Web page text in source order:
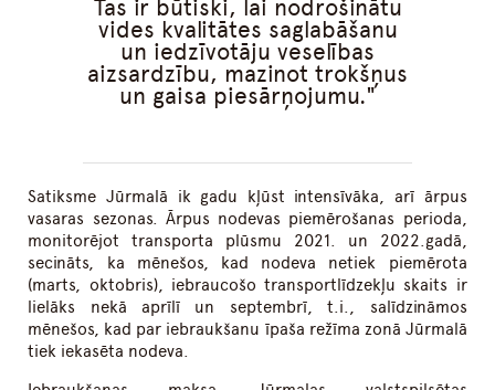
Tas ir būtiski, lai nodrošinātu
vides kvalitātes saglabāšanu
un iedzīvotāju veselības
aizsardzību, mazinot trokšņus
un gaisa piesārņojumu.
Satiksme Jūrmalā ik gadu kļūst intensīvāka, arī ārpus
vasaras sezonas. Ārpus nodevas piemērošanas perioda,
monitorējot transporta plūsmu 2021. un 2022.gadā,
secināts, ka mēnešos, kad nodeva netiek piemērota
(marts, oktobris), iebraucošo transportlīdzekļu skaits ir
lielāks nekā aprīlī un septembrī, t.i., salīdzināmos
mēnešos, kad par iebraukšanu īpaša režīma zonā Jūrmalā
tiek iekasēta nodeva.